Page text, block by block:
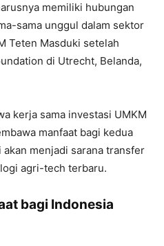
memiliki hubungan
sama unggul dalam sektor
Teten Masduki setelah
di Utrecht, Belanda,
kerja sama investasi UMKM
manfaat bagi kedua
menjadi sarana transfer
agri-tech terbaru.
bagi Indonesia